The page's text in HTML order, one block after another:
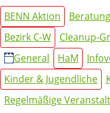
der
Mietpreisprüfstelle
(HaM
Angebot)
Werk_Raum:
Nähwerkstatt
Kategorien
BENN Aktion Beratung
Bezirk C-W
Cleanup-
General
HaM
Kinder & Jugendliche
Regelmäßige